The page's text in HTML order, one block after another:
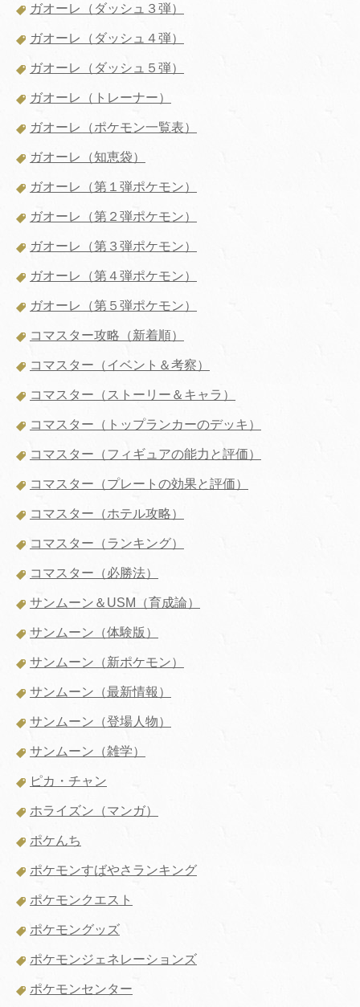
ガオーレ（ダッシュ３弾）
ガオーレ（ダッシュ４弾）
ガオーレ（ダッシュ５弾）
ガオーレ（トレーナー）
ガオーレ（ポケモン一覧表）
ガオーレ（知恵袋）
ガオーレ（第１弾ポケモン）
ガオーレ（第２弾ポケモン）
ガオーレ（第３弾ポケモン）
ガオーレ（第４弾ポケモン）
ガオーレ（第５弾ポケモン）
コマスター攻略（新着順）
コマスター（イベント＆考察）
コマスター（ストーリー＆キャラ）
コマスター（トップランカーのデッキ）
コマスター（フィギュアの能力と評価）
コマスター（プレートの効果と評価）
コマスター（ホテル攻略）
コマスター（ランキング）
コマスター（必勝法）
サンムーン＆USM（育成論）
サンムーン（体験版）
サンムーン（新ポケモン）
サンムーン（最新情報）
サンムーン（登場人物）
サンムーン（雑学）
ピカ・チャン
ホライズン（マンガ）
ポケんち
ポケモンすばやさランキング
ポケモンクエスト
ポケモングッズ
ポケモンジェネレーションズ
ポケモンセンター